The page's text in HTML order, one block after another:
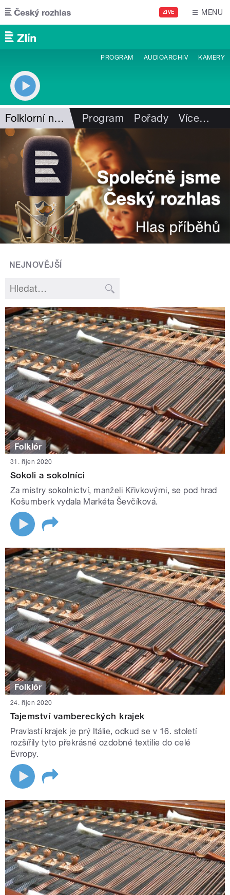
Přejít k hlavnímu obsahu
ŽIVĚ MENU
PROGRAM AUDIOARCHIV KAMERY
Folklorní notování Program Pořady Více…
NEJNOVĚJŠÍ
Folklór
31. říjen 2020
Sokoli a sokolníci
Za mistry sokolnictví, manželi Křivkovými, se pod hrad
Košumberk vydala Markéta Ševčíková.
Folklór
24. říjen 2020
Tajemství vambereckých krajek
Pravlastí krajek je prý Itálie, odkud se v 16. století
rozšířily tyto překrásné ozdobné textilie do celé
Evropy.